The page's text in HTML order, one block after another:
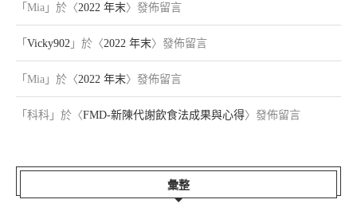
「 Mia 」於〈2022 年末〉發佈留言
「 Vicky902 」於〈2022 年末〉發佈留言
「 Mia 」於〈2022 年末〉發佈留言
「 科科 」於〈FMD-新陳代謝飲食法成果與心得〉發佈留言
彙整